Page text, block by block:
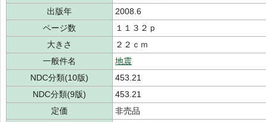
出版年
2008.6
ページ数
１１３２ｐ
大きさ
２２ｃｍ
一般件名
地震
NDC分類(10版)
453.21
NDC分類(9版)
453.21
定価
非売品